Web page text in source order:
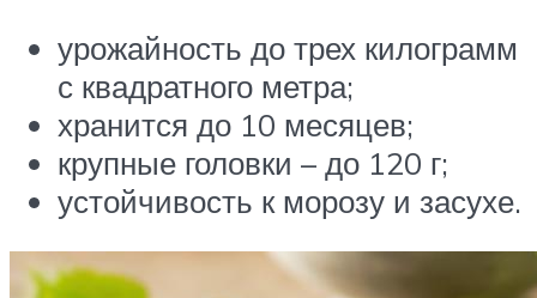
урожайность до трех килограмм
с квадратного метра;
хранится до 10 месяцев;
крупные головки – до 120 г;
устойчивость к морозу и засухе.